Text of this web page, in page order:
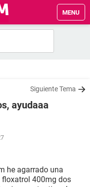
MENU
Siguiente Tema
ayudaaa
he agarrado una
400mg dos